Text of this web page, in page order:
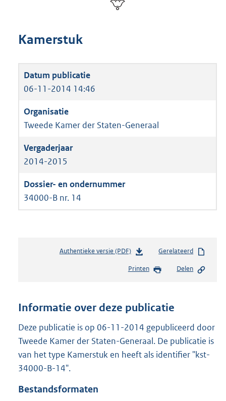
Kamerstuk
06-11-2014 14:46
Tweede Kamer der Staten-Generaal
2014-2015
34000-B nr. 14
Authentieke versie (PDF)b
s
n
s
r
o
Gerelateerd
Printen Delen
Informatie over deze publicatie
Deze publicatie is op 06-11-2014 gepubliceerd door
Tweede Kamer der Staten-Generaal. De publicatie is
van het type Kamerstuk en heeft als identifier "kst-
34000-B-14".
Bestandsformaten